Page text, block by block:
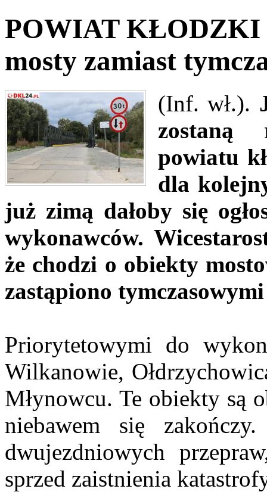
POWIAT KŁODZKI
mosty zamiast
(Inf. wł.).
zostaną
powiatu
dla
już zimą dałoby się
wykonawców.
że chodzi o obiekty
zastąpiono
Priorytetowymi do
Wilkanowie,
Młynowcu. Te obiekty są
niebawem się
dwujezdniowych
sprzed zaistnienia